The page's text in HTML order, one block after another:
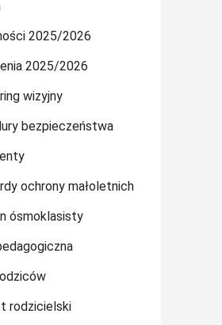
2025/2026
2025/2026
wizyjny
bezpieczeństwa
ochrony małoletnich
ósmoklasisty
rodzicielski